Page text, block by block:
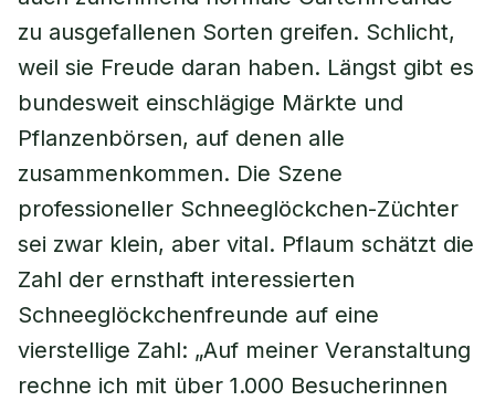
zu ausgefallenen Sorten greifen. Schlicht,
weil sie Freude daran haben. Längst gibt es
bundesweit einschlägige Märkte und
Pflanzenbörsen, auf denen alle
zusammenkommen. Die Szene
professioneller Schneeglöckchen-Züchter
sei zwar klein, aber vital. Pflaum schätzt die
Zahl der ernsthaft interessierten
Schneeglöckchenfreunde auf eine
vierstellige Zahl: „Auf meiner Veranstaltung
rechne ich mit über 1.000 Besucherinnen